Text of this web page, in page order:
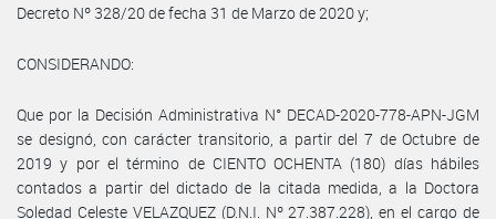
Decreto Nº 328/20 de fecha 31 de Marzo de 2020 y;
CONSIDERANDO:
Que por la Decisión Administrativa N° DECAD-2020-778-APN-JGM
se designó, con carácter transitorio, a partir del 7 de Octubre de
2019 y por el término de CIENTO OCHENTA (180) días hábiles
contados a partir del dictado de la citada medida, a la Doctora
Soledad Celeste VELAZQUEZ (D.N.I. Nº 27.387.228), en el cargo de